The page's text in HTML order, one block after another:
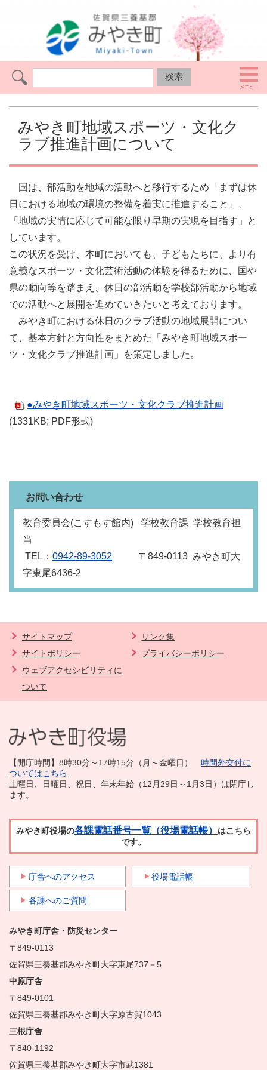
みやき町地域スポーツ・文化ク
ラブ推進計画について
国は、部活動を地域の活動へと移行するため「まずは休
日における地域の環境の整備を着実に推進すること」、
「地域の実情に応じて可能な限り早期の実現を目指す」と
しています。
この状況を受け、本町においても、子どもたちに、より有
意義なスポーツ・文化芸術活動の体験を得るために、国や
県の動向等を踏まえ、休日の部活動を学校部活動から地域
での活動へと展開を進めていきたいと考えております。
みやき町における休日のクラブ活動の地域展開につい
て、基本方針と方向性をまとめた「みやき町地域スポー
ツ・文化クラブ推進計画」を策定しました。
●みやき町地域スポーツ・文化クラブ推進計画
(1331KB; PDF形式)
お問い合わせ
教育委員会(こすもす館内) 学校教育課 学校教育担
当
TEL： 0942-89-3052 〒849‐0113 みやき町大
字東尾6436-2
サイトマップ
リンク集
サイトポリシー
プライバシーポリシー
ウェブアクセシビリティに
ついて
【開庁時間】8時30分～17時15分（月～金曜日） 時間外交付に
ついてはこちら
土曜日、日曜日、祝日、年末年始（12月29日～1月3日）は閉庁し
ます。
みやき町役場の各課電話番号一覧（役場電話帳） はこちら
です。
庁舎へのアクセス 役場電話帳
各課へのご質問
みやき町庁舎・防災センター
〒849-0113
佐賀県三養基郡みやき町大字東尾737－5
中原庁舎
〒849-0101
佐賀県三養基郡みやき町大字原古賀1043
三根庁舎
〒840-1192
佐賀県三養基郡みやき町大字市武1381